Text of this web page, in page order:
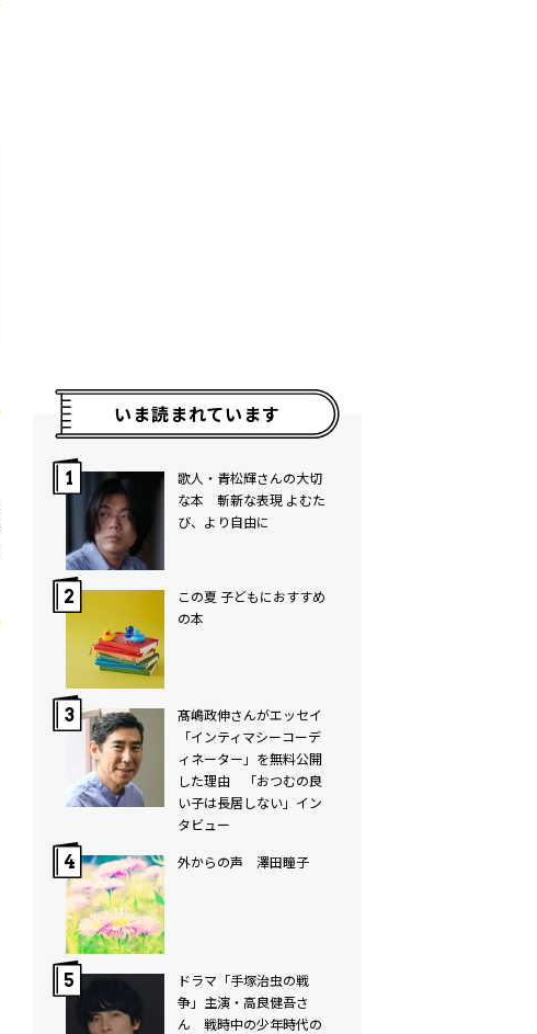
いま読まれています
歌人・青松輝さんの大切
な本 斬新な表現 よむた
び、より自由に
この夏 子どもにおすすめ
の本
髙嶋政伸さんがエッセイ
「インティマシーコーデ
ィネーター」を無料公開
した理由 「おつむの良
い子は長居しない」イン
タビュー
外からの声 澤田瞳子
ドラマ「手塚治虫の戦
争」主演・高良健吾さ
ん 戦時中の少年時代の